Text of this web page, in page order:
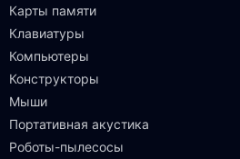
Карты памяти
Клавиатуры
Компьютеры
Конструкторы
Мыши
Портативная акустика
Роботы-пылесосы